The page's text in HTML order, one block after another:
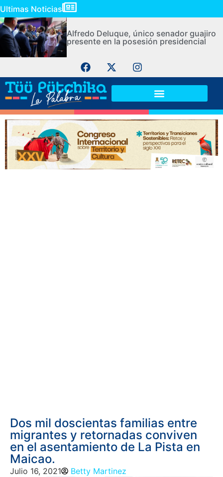
Ultimas Noticias
Alfredo Deluque, único senador guajiro
presente en la posesión presidencial
Dos mil doscientas familias entre
migrantes y retornadas conviven
en el asentamiento de La Pista en
Maicao.
Julio 16, 2021
Betty Martinez